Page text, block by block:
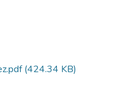
(424.34 KB)